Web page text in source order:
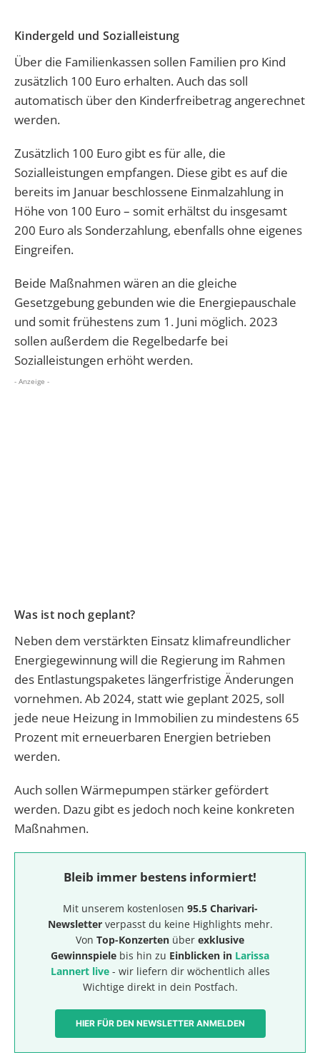
Kindergeld und Sozialleistung
Über die Familienkassen sollen Familien pro Kind
zusätzlich 100 Euro erhalten. Auch das soll
automatisch über den Kinderfreibetrag angerechnet
werden.
Zusätzlich 100 Euro gibt es für alle, die
Sozialleistungen empfangen. Diese gibt es auf die
bereits im Januar beschlossene Einmalzahlung in
Höhe von 100 Euro – somit erhältst du insgesamt
200 Euro als Sonderzahlung, ebenfalls ohne eigenes
Eingreifen.
Beide Maßnahmen wären an die gleiche
Gesetzgebung gebunden wie die Energiepauschale
und somit frühestens zum 1. Juni möglich. 2023
sollen außerdem die Regelbedarfe bei
Sozialleistungen erhöht werden.
- Anzeige -
Was ist noch geplant?
Neben dem verstärkten Einsatz klimafreundlicher
Energiegewinnung will die Regierung im Rahmen
des Entlastungspaketes längerfristige Änderungen
vornehmen. Ab 2024, statt wie geplant 2025, soll
jede neue Heizung in Immobilien zu mindestens 65
Prozent mit erneuerbaren Energien betrieben
werden.
Auch sollen Wärmepumpen stärker gefördert
werden. Dazu gibt es jedoch noch keine konkreten
Maßnahmen.
Bleib immer bestens informiert!
Mit unserem kostenlosen 95.5 Charivari-
Newsletterverpasst du keine Highlights mehr.
Von Top-Konzerten über exklusive
Gewinnspiele bis hin zu Einblicken in Larissa
Lannert live- wir liefern dir wöchentlich alles
Wichtige direkt in dein Postfach.
HIER FÜR DEN NEWSLETTER ANMELDEN